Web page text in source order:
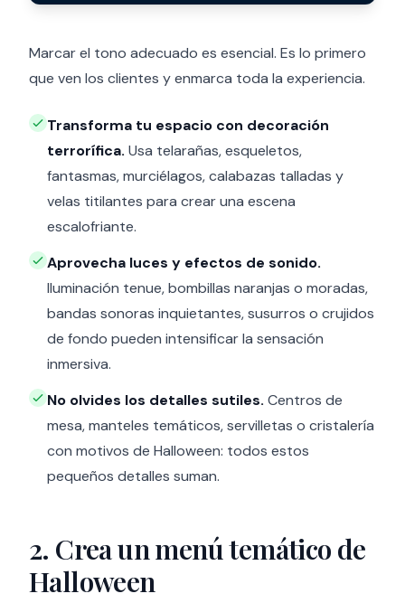
Marcar el tono adecuado es esencial. Es lo primero
que ven los clientes y enmarca toda la experiencia.
Transforma tu espacio con decoración
terrorífica. Usa telarañas, esqueletos,
fantasmas, murciélagos, calabazas talladas y
velas titilantes para crear una escena
escalofriante.
Aprovecha luces y efectos de sonido.
Iluminación tenue, bombillas naranjas o moradas,
bandas sonoras inquietantes, susurros o crujidos
de fondo pueden intensificar la sensación
inmersiva.
No olvides los detalles sutiles. Centros de
mesa, manteles temáticos, servilletas o cristalería
con motivos de Halloween: todos estos
pequeños detalles suman.
2. Crea un menú temático de
Halloween